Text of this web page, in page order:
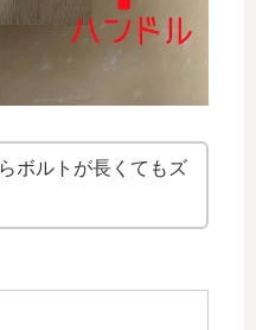
ボルトが長くてもズ